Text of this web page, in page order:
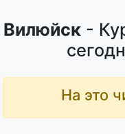
Вилюйск -
На это